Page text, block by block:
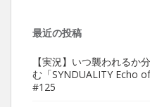
最近の投稿
【実況】いつ襲われるか
む「SYNDUALITY Echo
#125